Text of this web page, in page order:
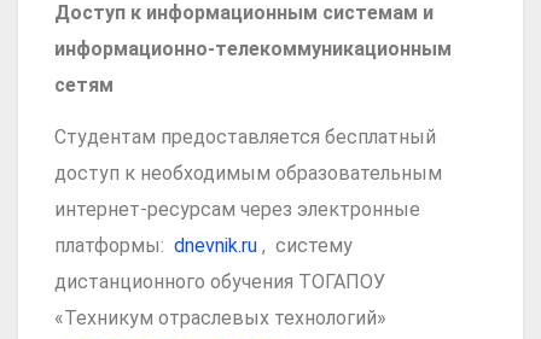
Доступ к информационным системам и
информационно-телекоммуникационным
сетям
Студентам предоставляется бесплатный
доступ к необходимым образовательным
интернет-ресурсам через электронные
платформы: dnevnik.ru , систему
дистанционного обучения ТОГАПОУ
«Техникум отраслевых технологий»